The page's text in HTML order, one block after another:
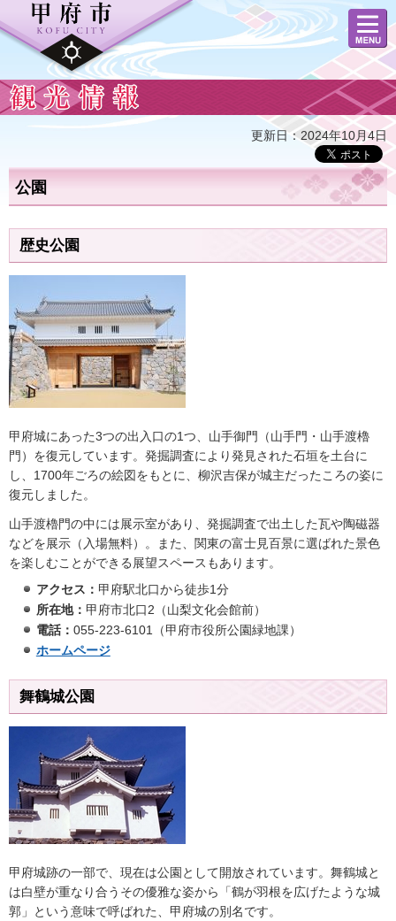
メニュ
ー
観光情報
更新日：2024年10月4日
公園
歴史公園
甲府城にあった3つの出入口の1つ、山手御門（山手門・山手渡櫓
門）を復元しています。発掘調査により発見された石垣を土台に
し、1700年ごろの絵図をもとに、柳沢吉保が城主だったころの姿に
復元しました。
山手渡櫓門の中には展示室があり、発掘調査で出土した瓦や陶磁器
などを展示（入場無料）。また、関東の富士見百景に選ばれた景色
を楽しむことができる展望スペースもあります。
アクセス： 甲府駅北口から徒歩1分
所在地： 甲府市北口2（山梨文化会館前）
電話： 055-223-6101（甲府市役所公園緑地課）
ホームページ
舞鶴城公園
甲府城跡の一部で、現在は公園として開放されています。舞鶴城と
は白壁が重なり合うその優雅な姿から「鶴が羽根を広げたような城
郭」という意味で呼ばれた、甲府城の別名です。